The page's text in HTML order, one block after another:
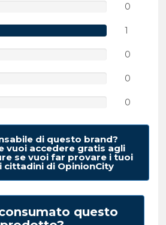
0
1
0
0
0
di questo brand?
vuoi accedere gratis agli
se vuoi far provare i tuoi
di OpinionCity
questo